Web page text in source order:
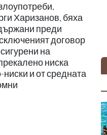
Харизанов, бяха
преди
договор
на
ниска
и от средната